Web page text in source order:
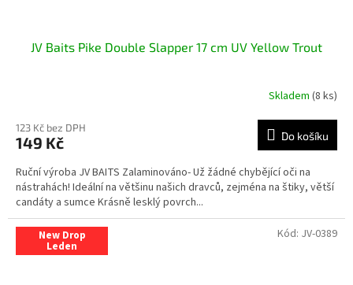
JV Baits Pike Double Slapper 17 cm UV Yellow Trout
Skladem (8 ks)
123 Kč bez DPH
149 Kč Do košíku
Ruční výroba JV BAITS Zalaminováno- Už žádné chybějící oči na
nástrahách! Ideální na většinu našich dravců, zejména na štiky, větší
candáty a sumce Krásně lesklý povrch...
New Drop
Leden
Kód: JV-0389